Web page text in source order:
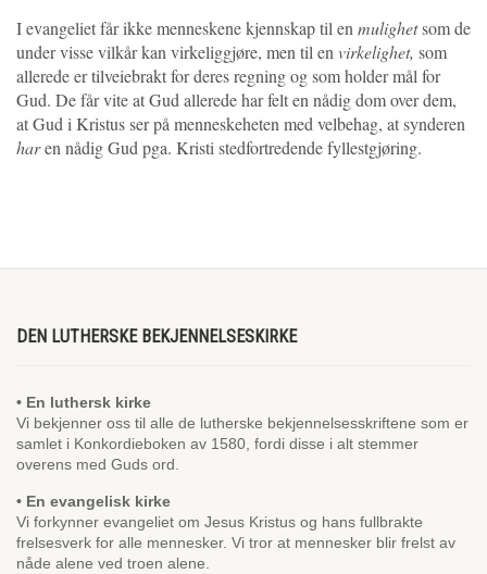
I evangeliet får ikke menneskene kjennskap til en mulighetsom de
under visse vilkår kan virkeliggjøre, men til en virkelighet, som
allerede er tilveiebrakt for deres regning og som holder mål for
Gud. De får vite at Gud allerede har felt en nådig dom over dem,
at Gud i Kristus ser på menneskeheten med velbehag, at synderen
haren nådig Gud pga. Kristi stedfortredende fyllestgjøring.
DEN LUTHERSKE BEKJENNELSESKIRKE
• En luthersk kirke
Vi bekjenner oss til alle de lutherske bekjennelsesskriftene som er
samlet i Konkordieboken av 1580, fordi disse i alt stemmer
overens med Guds ord.
• En evangelisk kirke
Vi forkynner evangeliet om Jesus Kristus og hans fullbrakte
frelsesverk for alle mennesker. Vi tror at mennesker blir frelst av
nåde alene ved troen alene.